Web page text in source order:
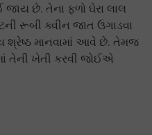
છે. તેના ફળો ઘેરા લાલ
રૂબી ક્વીન જાત ઉગાડવા
શ્રેષ્ઠ માનવામાં આવે છે. તેમજ
તેની ખેતી કરવી જોઈએ